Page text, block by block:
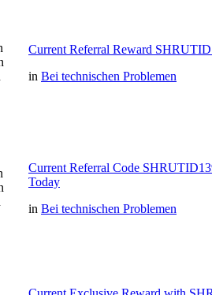
Current Referral Reward
in Bei technischen Problemen
Current Referral Code
Today
in Bei technischen Problemen